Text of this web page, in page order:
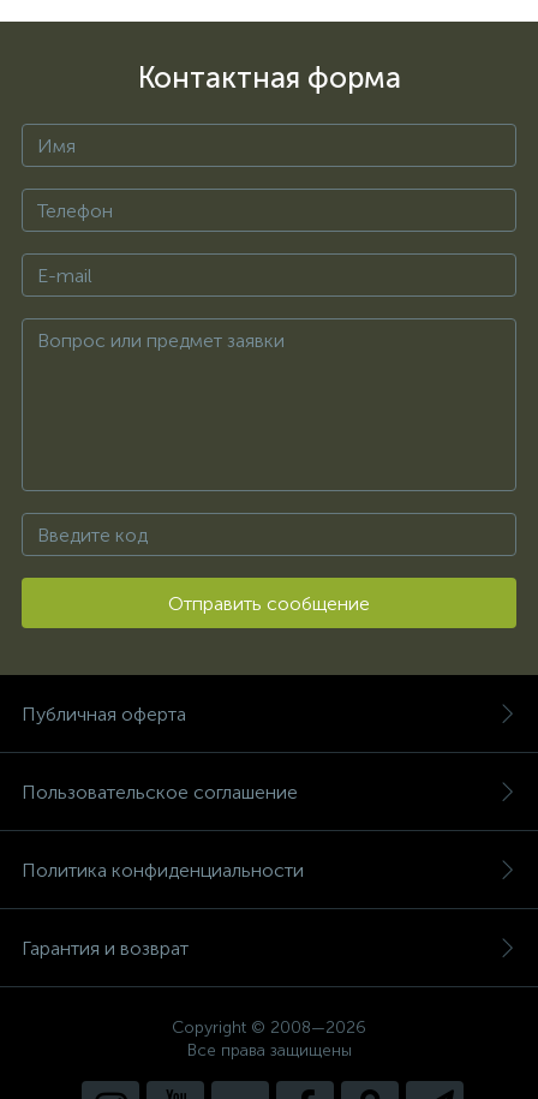
Контактная форма
Отправить сообщение
Публичная оферта
Пользовательское соглашение
Политика конфиденциальности
Гарантия и возврат
Copyright © 2008—2026
Все права защищены